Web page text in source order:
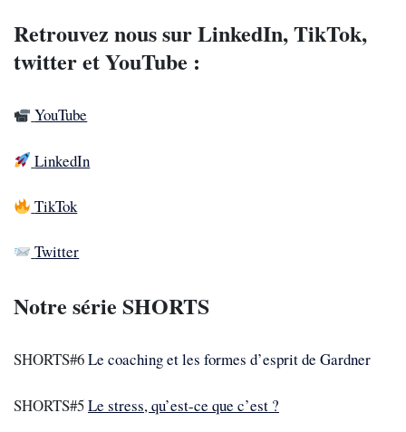
Retrouvez nous sur LinkedIn, TikTok,
twitter et YouTube :
YouTube
LinkedIn
TikTok
Twitter
Notre série SHORTS
SHORTS#6Le coaching et les formes d’esprit de Gardner
SHORTS#5Le stress, qu’est-ce que c’est ?